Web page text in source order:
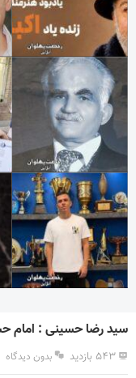
سید رضا حسینی : امام
۵۴۳ بازدید بدون دیدگاه